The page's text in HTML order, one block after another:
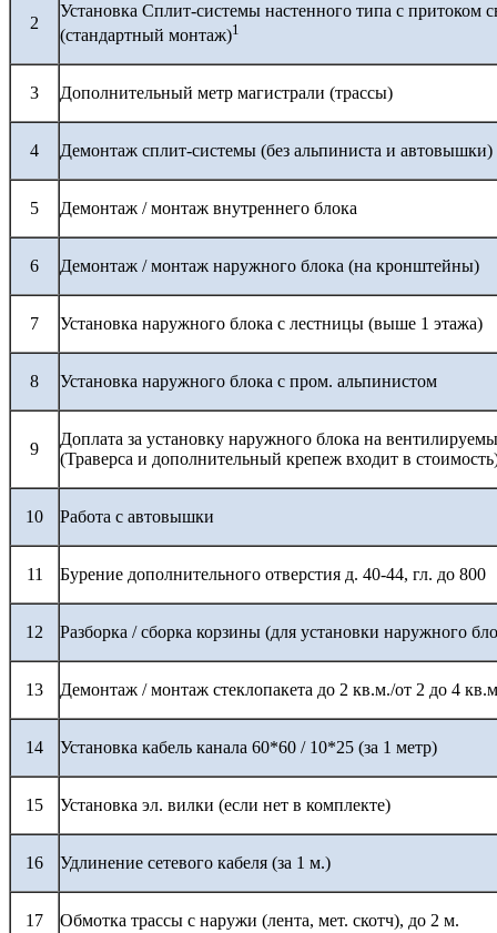
2
Установка Сплит-системы настенного типа с притоком
(стандартный монтаж)1
3 Дополнительный метр магистрали (трассы)
4 Демонтаж сплит-системы (без альпиниста и автовышки)
5 Демонтаж / монтаж внутреннего блока
6 Демонтаж / монтаж наружного блока (на кронштейны)
7 Установка наружного блока с лестницы (выше 1 этажа)
8 Установка наружного блока с пром. альпинистом
9
Доплата за установку наружного блока на
(Траверса и дополнительный крепеж входит в
10 Работа с автовышки
11 Бурение дополнительного отверстия д. 40-44, гл. до 800
12 Разборка / сборка корзины (для установки наружного
13 Демонтаж / монтаж стеклопакета до 2 кв.м./от 2 до 4
14 Установка кабель канала 60*60 / 10*25 (за 1 метр)
15 Установка эл. вилки (если нет в комплекте)
16 Удлинение сетевого кабеля (за 1 м.)
17 Обмотка трассы с наружи (лента, мет. скотч), до 2 м.